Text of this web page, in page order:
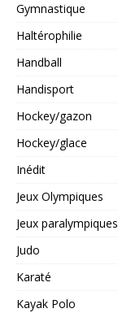
Gymnastique
Haltérophilie
Handball
Handisport
Hockey/gazon
Hockey/glace
Inédit
Jeux Olympiques
Jeux paralympiques
Judo
Karaté
Kayak Polo